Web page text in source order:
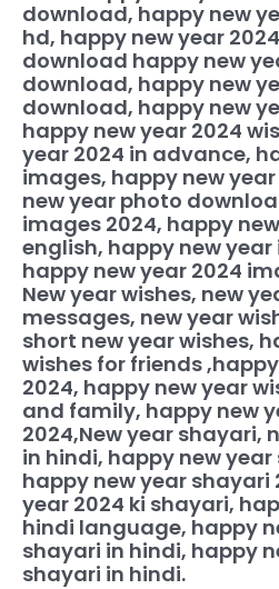
download, happy new
hd, happy new year
download happy new
download, happy new
download, happy new
happy new year 2024
year 2024 in advance,
images, happy new
new year photo
images 2024, happy
english, happy new year
happy new year 2024
New year wishes, new
messages, new year
short new year wishes,
wishes for friends
2024, happy new year
and family, happy new
2024,New year shayari,
in hindi, happy new
happy new year shayari
year 2024 ki shayari,
hindi language, happy
shayari in hindi, happy
shayari in hindi.